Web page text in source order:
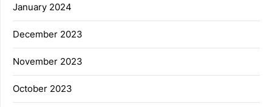
January 2024
December 2023
November 2023
October 2023